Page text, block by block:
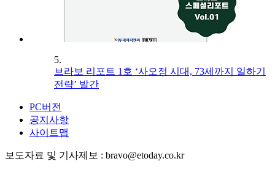
5.
브라보 리포트 1호 ‘사오정 시대, 73세까지 일하기
전략’ 발간
PC버전
공지사항
사이트맵
보도자료 및 기사제보 : bravo@etoday.co.kr